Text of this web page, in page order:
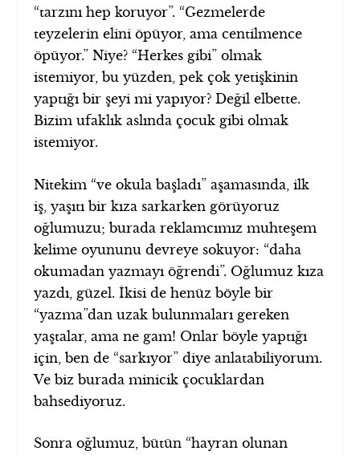
“tarzını hep koruyor”. “Gezmelerde
teyzelerin elini öpüyor, ama centilmence
öpüyor.” Niye? “Herkes gibi” olmak
istemiyor, bu yüzden, pek çok yetişkinin
yaptığı bir şeyi mi yapıyor? Değil elbette.
Bizim ufaklık aslında çocuk gibi olmak
istemiyor.
Nitekim “ve okula başladı” aşamasında, ilk
iş, yaşıtı bir kıza sarkarken görüyoruz
oğlumuzu; burada reklamcımız muhteşem
kelime oyununu devreye sokuyor: “daha
okumadan yazmayı öğrendi”. Oğlumuz kıza
yazdı, güzel. İkisi de henüz böyle bir
“yazma”dan uzak bulunmaları gereken
yaştalar, ama ne gam! Onlar böyle yaptığı
için, ben de “sarkıyor” diye anlatabiliyorum.
Ve biz burada minicik çocuklardan
bahsediyoruz.
Sonra oğlumuz, bütün “hayran olunan